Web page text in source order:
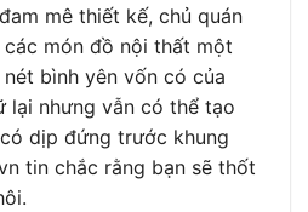
mê thiết kế, chủ quán
món đồ nội thất một
bình yên vốn có của
lại nhưng vẫn có thể tạo
dịp đứng trước khung
tin chắc rằng bạn sẽ thốt